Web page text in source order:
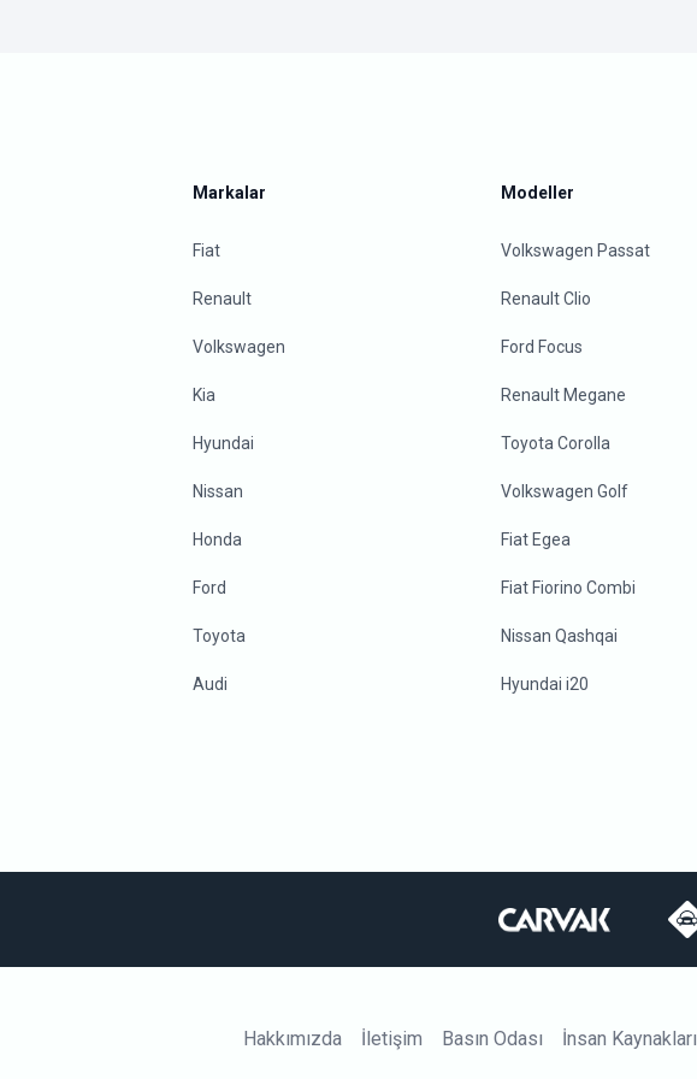
Markalar
Fiat
Renault
Volkswagen
Kia
Hyundai
Nissan
Honda
Ford
Toyota
Audi
Modeller
Volkswagen Passat
Renault Clio
Ford Focus
Renault Megane
Toyota Corolla
Volkswagen Golf
Fiat Egea
Fiat Fiorino Combi
Nissan Qashqai
Hyundai i20
Hakkımızda İletişim Basın Odası İnsan Kaynakları